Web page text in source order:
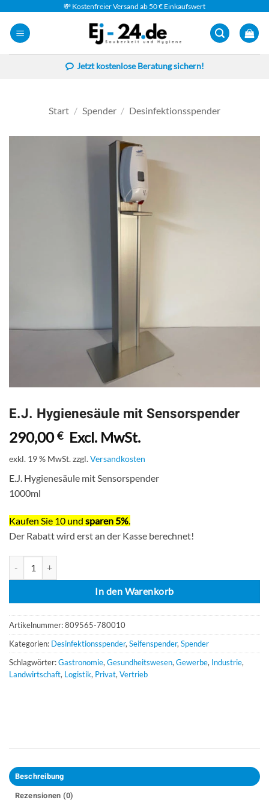
Inhalt
springen
💸 Kostenfreier Versand ab 50 € Einkaufswert
Jetzt kostenlose Beratung sichern!
Start / Spender / Desinfektionsspender
E.J. Hygienesäule mit Sensorspender
290,00€ Excl. MwSt.
exkl. 19 % MwSt.zzgl.Versandkosten
E.J. Hygienesäule mit Sensorspender
1000ml
Kaufen Sie 10 und sparen 5%
Der Rabatt wird erst an der Kasse berechnet!
In den Warenkorb
Artikelnummer:809565-780010
Kategorien: Desinfektionsspender,Seifenspender,Spender
Schlagwörter:Gastronomie,Gesundheitswesen,Gewerbe, Industrie,
Landwirtschaft, Logistik, Privat,Vertrieb
Beschreibung
Rezensionen (0)